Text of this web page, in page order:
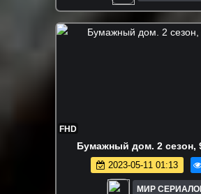
FHD
Бyмaжный дoм. 2 сезон,
2023-05-11 01:13
МИР